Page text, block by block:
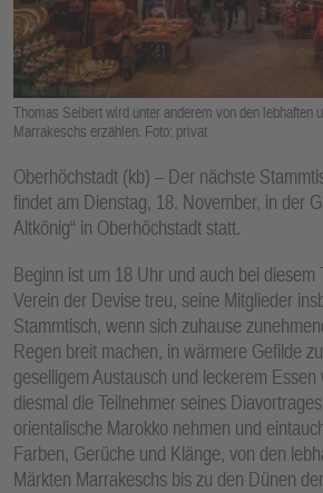
Thomas Seibert wird unter anderem von den lebhaften
Marrakeschs erzählen. Foto: privat
Oberhöchstadt (kb) – Der nächste
findet am Dienstag, 18. November, in der
Altkönig“ in Oberhöchstadt statt.
Beginn ist um 18 Uhr und auch bei diesem
Verein der Devise treu, seine Mitglieder
Stammtisch, wenn sich zuhause
Regen breit machen, in wärmere Gefilde
geselligem Austausch und leckerem
diesmal die Teilnehmer seines
orientalische Marokko nehmen und
Farben, Gerüche und Klänge, von den
Märkten Marrakeschs bis zu den Dünen
E
N